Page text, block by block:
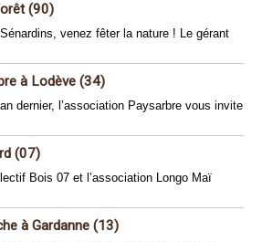
(90)
venez fêter la nature ! Le gérant
à Lodève (34)
dernier, l’association Paysarbre vous invite
(07)
Bois 07 et l’association Longo Maï
à Gardanne (13)